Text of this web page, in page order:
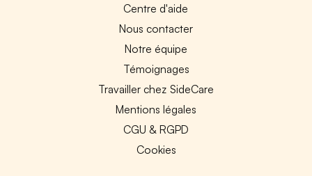
Centre d'aide
Nous contacter
Notre équipe
Témoignages
Travailler chez SideCare
Mentions légales
CGU & RGPD
Cookies